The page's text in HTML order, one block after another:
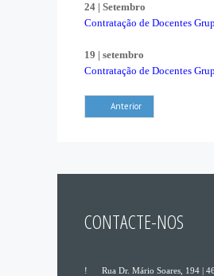
24 | Setembro
Contratação de Docentes
19 | setembro
Contratação de Docentes
Anterior
CONTACTE-NOS
Rua Dr. Mário Soares, 194 |